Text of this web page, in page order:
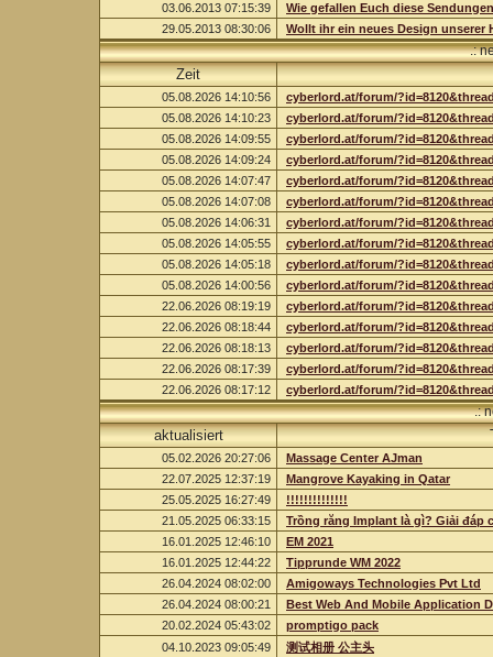
03.06.2013 07:15:39
Wie gefallen Euch diese Sendungen
29.05.2013 08:30:06
Wollt ihr ein neues Design unserer
.:
Zeit
05.08.2026 14:10:56
cyberlord.at/forum/
05.08.2026 14:10:23
cyberlord.at/forum/
05.08.2026 14:09:55
cyberlord.at/forum/
05.08.2026 14:09:24
cyberlord.at/forum/
05.08.2026 14:07:47
cyberlord.at/forum/
05.08.2026 14:07:08
cyberlord.at/forum/
05.08.2026 14:06:31
cyberlord.at/forum/
05.08.2026 14:05:55
cyberlord.at/forum/
05.08.2026 14:05:18
cyberlord.at/forum/
05.08.2026 14:00:56
cyberlord.at/forum/
22.06.2026 08:19:19
cyberlord.at/forum/
22.06.2026 08:18:44
cyberlord.at/forum/
22.06.2026 08:18:13
cyberlord.at/forum/
22.06.2026 08:17:39
cyberlord.at/forum/
22.06.2026 08:17:12
cyberlord.at/forum/
.:
aktualisiert
05.02.2026 20:27:06
Massage Center AJman
22.07.2025 12:37:19
Mangrove Kayaking in Qatar
25.05.2025 16:27:49
!!!!!!!!!!!!!!
21.05.2025 06:33:15
Trồng răng Implant là gì? Giải đáp
16.01.2025 12:46:10
EM 2021
16.01.2025 12:44:22
Tipprunde WM 2022
26.04.2024 08:02:00
Amigoways Technologies Pvt Ltd
26.04.2024 08:00:21
Best Web And Mobile Application
20.02.2024 05:43:02
promptigo pack
04.10.2023 09:05:49
测试相册 公主头